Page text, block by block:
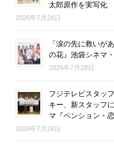
太郎原作を実写化
2026年7月28日
「涙の先に救いが
の花』池袋シネマ
2026年7月28日
フジテレビスタッ
キー、新スタッフ
マ『ペンション・
2026年7月26日